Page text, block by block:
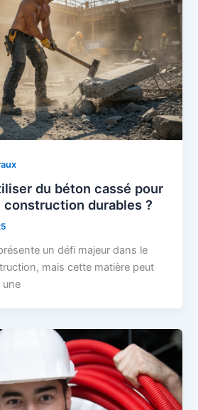
du béton cassé pour
construction durables ?
un défi majeur dans le
mais cette matière peut
une